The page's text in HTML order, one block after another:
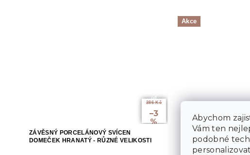
Abychom
Vám ten
podobné
od
386 Kč
–3
%
ZÁVĚSNÝ PORCELÁNOVÝ SVÍCEN
DOMEČEK HRANATÝ - RŮZNÉ VELIKOSTI
Akce
ŠEDÝ BAMBUSOVÝ
SOBIKON